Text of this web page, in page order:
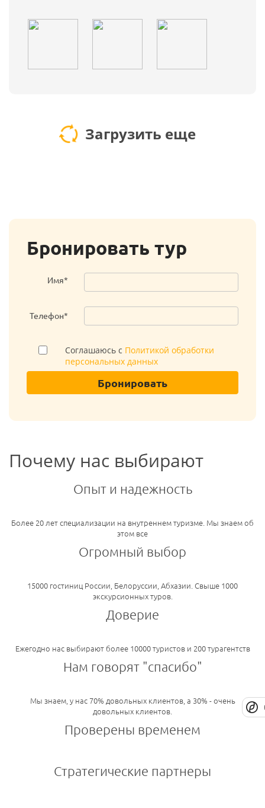
Загрузить еще
Бронировать тур
Имя*
Телефон*
Соглашаюсь с Политикой обработки
персональных данных
Бронировать
Почему нас выбирают
Опыт и надежность
Более 20 лет специализации на внутреннем туризме. Мы знаем об
этом все
Огромный выбор
15000 гостиниц России, Белоруссии, Абхазии. Свыше 1000
экскурсионных туров.
Доверие
Ежегодно нас выбирают более 10000 туристов и 200 турагентств
Нам говорят "спасибо"
Мы знаем, у нас 70% довольных клиентов, а 30% - очень
довольных клиентов.
Проверены временем
Стратегические партнеры